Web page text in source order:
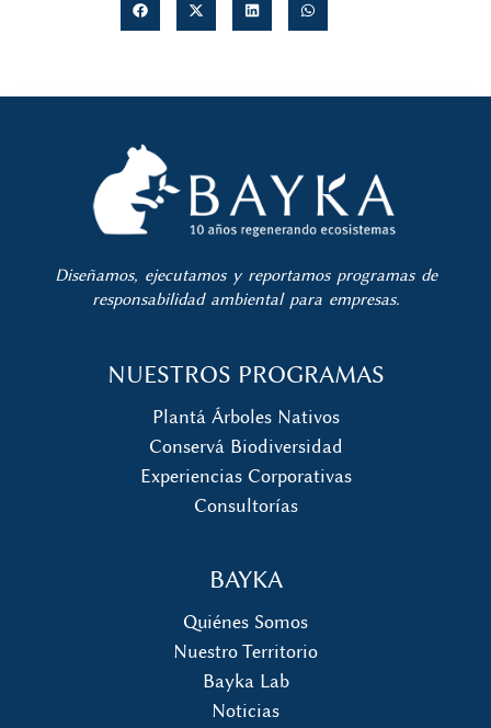
Diseñamos, ejecutamos y reportamos programas de
responsabilidad ambiental para empresas.
NUESTROS PROGRAMAS
Plantá Árboles Nativos
Conservá Biodiversidad
Experiencias Corporativas
Consultorías
BAYKA
Quiénes Somos
Nuestro Territorio
Bayka Lab
Noticias